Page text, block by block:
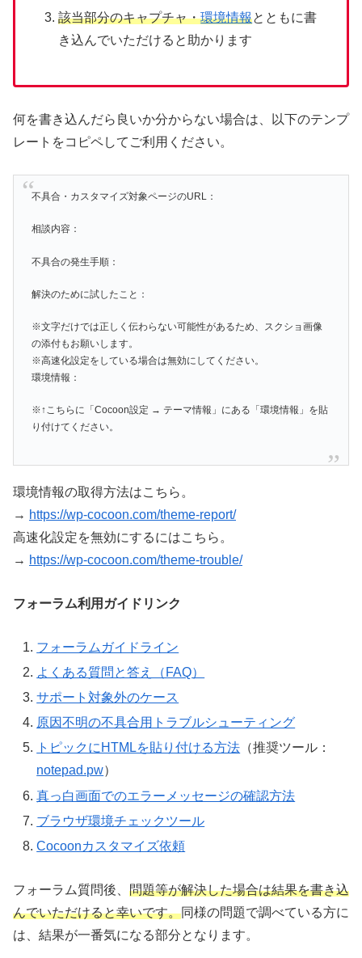
該当部分のキャプチャ・環境情報とともに書
き込んでいただけると助かります
何を書き込んだら良いか分からない場合は、以下のテンプ
レートをコピペしてご利用ください。
不具合・カスタマイズ対象ページのURL：
相談内容：
不具合の発生手順：
解決のために試したこと：
※文字だけでは正しく伝わらない可能性があるため、スクショ画像
の添付もお願いします。
※高速化設定をしている場合は無効にしてください。
環境情報：
※↑こちらに「Cocoon設定 → テーマ情報」にある「環境情報」を貼
り付けてください。
環境情報の取得方法はこちら。
→ https://wp-cocoon.com/theme-report/
高速化設定を無効にするにはこちら。
→ https://wp-cocoon.com/theme-trouble/
フォーラム利用ガイドリンク
フォーラムガイドライン
よくある質問と答え（FAQ）
サポート対象外のケース
原因不明の不具合用トラブルシューティング
トピックにHTMLを貼り付ける方法 （推奨ツール：
notepad.pw）
真っ白画面でのエラーメッセージの確認方法
ブラウザ環境チェックツール
Cocoonカスタマイズ依頼
フォーラム質問後、 問題等が解決した場合は結果を書き込
んでいただけると幸いです。同様の問題で調べている方に
は、結果が一番気になる部分となります。